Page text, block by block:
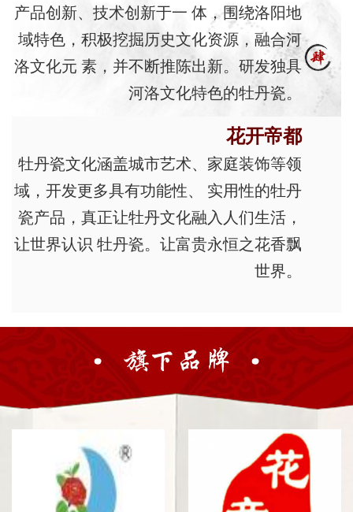
产品创新、技术创新于一 体，围绕洛阳地
域特色，积极挖掘历史文化资源，融合河
洛文化元 素，并不断推陈出新。研发独具
河洛文化特色的牡丹瓷。
花开帝都
牡丹瓷文化涵盖城市艺术、家庭装饰等领
域，开发更多具有功能性、 实用性的牡丹
瓷产品，真正让牡丹文化融入人们生活，
让世界认识 牡丹瓷。让富贵永恒之花香飘
世界。